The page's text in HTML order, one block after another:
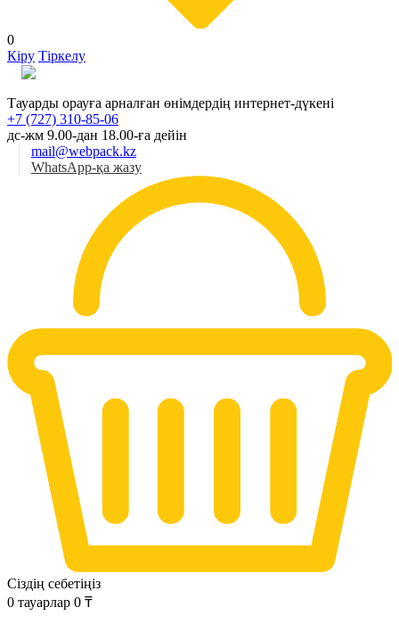
0
Кіру Тіркелу
Тауарды орауға арналған өнімдердің интернет-дүкені
+7 (727) 310-85-06
дс-жм 9.00-дан 18.00-ға дейін
mail@webpack.kz
WhatsApp-қа жазу
Сіздің себетіңіз
0 тауарлар 0 ₸